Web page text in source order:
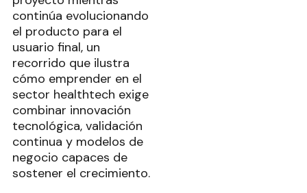
continúa evolucionando
el producto para el
usuario final, un
recorrido que ilustra
cómo emprender en el
sector healthtech exige
combinar innovación
tecnológica, validación
continua y modelos de
negocio capaces de
sostener el crecimiento.